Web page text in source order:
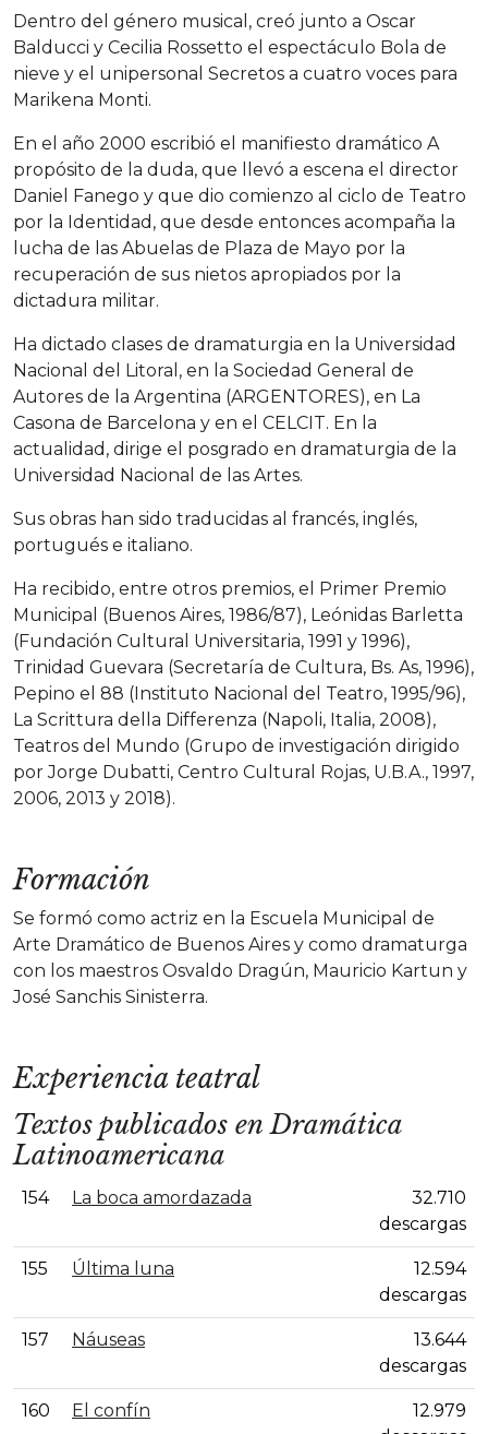
Dentro del género musical, creó junto a Oscar
Balducci y Cecilia Rossetto el espectáculo Bola de
nieve y el unipersonal Secretos a cuatro voces para
Marikena Monti.
En el año 2000 escribió el manifiesto dramático A
propósito de la duda, que llevó a escena el director
Daniel Fanego y que dio comienzo al ciclo de Teatro
por la Identidad, que desde entonces acompaña la
lucha de las Abuelas de Plaza de Mayo por la
recuperación de sus nietos apropiados por la
dictadura militar.
Ha dictado clases de dramaturgia en la Universidad
Nacional del Litoral, en la Sociedad General de
Autores de la Argentina (ARGENTORES), en La
Casona de Barcelona y en el CELCIT. En la
actualidad, dirige el posgrado en dramaturgia de la
Universidad Nacional de las Artes.
Sus obras han sido traducidas al francés, inglés,
portugués e italiano.
Ha recibido, entre otros premios, el Primer Premio
Municipal (Buenos Aires, 1986/87), Leónidas Barletta
(Fundación Cultural Universitaria, 1991 y 1996),
Trinidad Guevara (Secretaría de Cultura, Bs. As, 1996),
Pepino el 88 (Instituto Nacional del Teatro, 1995/96),
La Scrittura della Differenza (Napoli, Italia, 2008),
Teatros del Mundo (Grupo de investigación dirigido
por Jorge Dubatti, Centro Cultural Rojas, U.B.A., 1997,
2006, 2013 y 2018).
Formación
Se formó como actriz en la Escuela Municipal de
Arte Dramático de Buenos Aires y como dramaturga
con los maestros Osvaldo Dragún, Mauricio Kartun y
José Sanchis Sinisterra.
Experiencia teatral
Textos publicados en Dramática
Latinoamericana
154 La boca amordazada
32.710
descargas
155 Última luna
12.594
descargas
157 Náuseas
13.644
descargas
160 El confín
12.979